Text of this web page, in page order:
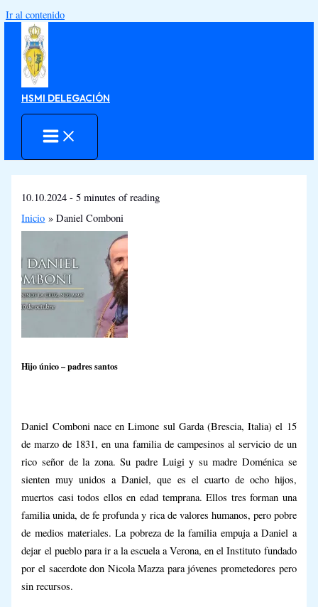
Ir al contenido
HSMI DELEGACIÓN
10.10.2024-5 minutes of reading
Inicio
Daniel Comboni
Hijo único – padres santos
Daniel Comboni nace en Limone sul Garda (Brescia, Italia) el 15
de marzo de 1831, en una familia de campesinos al servicio de un
rico señor de la zona. Su padre Luigi y su madre Doménica se
sienten muy unidos a Daniel, que es el cuarto de ocho hijos,
muertos casi todos ellos en edad temprana. Ellos tres forman una
familia unida, de fe profunda y rica de valores humanos, pero pobre
de medios materiales. La pobreza de la familia empuja a Daniel a
dejar el pueblo para ir a la escuela a Verona, en el Instituto fundado
por el sacerdote don Nicola Mazza para jóvenes prometedores pero
sin recursos.